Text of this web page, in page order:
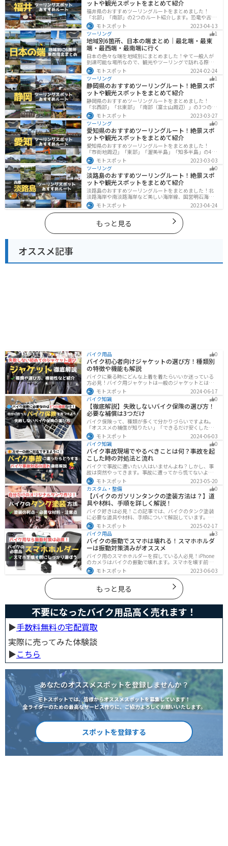
ットや観光スポットをまとめて紹介
福井県のおすすめツーリングルートをまとめました！
「北部」「南部」の2つのルート紹介します。恐竜や古代
遺跡、温泉地など魅力に溢れるスポットが多数ありま
す。バイクで福井県にツーリングに行く際は参考にして
ください。
モトスポット
2023-04-13
ツーリング
1
地域別6箇所、日本の端まとめ｜最北端・最東
端・最西端・最南端に行く
日本の色々な端を地域別にまとめました！全て一般人が
到達可能な場所なので、観光やツーリングで訪れる際の
参考にしてください。
モトスポット
2024-02-24
ツーリング
1
静岡県のおすすめツーリングルート！絶景スポ
ットや観光スポットをまとめて紹介
静岡県のおすすめツーリングルートをまとめました！
「北西部」「北東部」「南部（富士山周辺）」の3つのル
ート紹介します。富士山を中心に自然豊かな景色や食事
を楽しめるスポットが多数あります。バイクで静岡県に
ツーリングに行く際は参考にしてください。
モトスポット
2023-03-27
ツーリング
0
愛知県のおすすめツーリングルート！絶景スポ
ットや観光スポットをまとめて紹介
愛知県のおすすめツーリングルートをまとめました！
「市街地周辺」「東部」「渥美半島」「知多半島」の4つ
のルート紹介します。名古屋周辺の栄えたスポットから
山、海、美術館なども多数あり、自然・歴史・文化を満
喫するツーリングができます。バイクで愛知県にツーリ
ングに行く際は参考にしてください。
モトスポット
2023-03-03
ツーリング
0
淡路島のおすすめツーリングルート！絶景スポ
ットや観光スポットをまとめて紹介
淡路島のおすすめツーリングルートをまとめました！北
淡路海岸や南淡路海岸など美しい海岸線、国営明石海峡
公園や淡路夢舞台など、自然とアートが融合した施設も
多数あります。バイクで淡路島にツーリングに行く際は
参考にしてください。
モトスポット 2023-04-24
もっと見る
オススメ記事
バイク用品 0
バイク初心者向けジャケットの選び方！種類別
の特徴や機能も解説
バイクに乗る時にどんな上着を着たらいいか迷っている
方必見！バイク用ジャケットは一般のジャケットとは違
い、バイク専用に作られています。動きやすさ・快適
さ・機能性・デザイン性など様々なメリットがありま
す。この記事では、ジャケットの種類や選び方など初心
者が知っておくべきことをまとめました。
モトスポット
2024-06-17
バイク知識
0
【徹底解説】失敗しないバイク保険の選び方！
必要な補償は3つだけ
バイク保険って、種類が多くて分かりづらいですよね。
「オススメの補償が知りたい」「できるだけ安くした
い」「自分に合った保険を知りたい」こういったことで
悩んでいる方向けに、バイク保険の選び方・つけるべき
補償について解説します。
モトスポット
2024-06-03
バイク知識
0
バイク事故現場でやるべきことは何？事故を起
こした時の対処法と流れ
バイクで事故に遭いたい人はいませんよね？しかし、事
故は突然やってきます。事故に遭ってから慌てないよう
に対処法を知っておきましょう。自分が加害者になった
時、被害者になった時、それぞれどんな対応をすれば良
いのかまとめました。
モトスポット
2023-05-20
カスタム・整備
0
【バイクのガソリンタンクの塗装方法は？】道
具や材料、手順を詳しく解説！
バイク好きは必見！この記事では、バイクのタンク塗装
に必要な道具や材料、手順について解説しています。実
はバイクのタンクを塗装すると、傷や錆を修復でき、タ
ンクの長持ちにつながります。この記事を読めば、自分
でバイクのタンクを塗装する方法がわかるでしょう。
モトスポット
2025-02-17
バイク用品
3
バイクの振動でスマホは壊れる！スマホホルダ
ーは振動対策済みがオススメ
バイク用のスマホホルダーを探している人必見！iPhone
のカメラはバイクの振動で壊れます。スマホを壊す前
に、振動対策がされたスマホホルダーを使うようにしま
しょう。カメラを壊さないための4つの方法とオススメの
スマホホルダーを紹介します。
モトスポット 2023-06-03
もっと見る
不要になったバイク用品高く売れます！
▶︎手数料無料の宅配買取
実際に売ってみた体験談
▶︎こちら
あなたのオススメスポットを登録しませんか？
モトスポットでは、皆様からオススメスポットを募集しています！
全ライダーのための最高なサービス作りに、ご協力よろしくお願いいたします。
スポットを登録する